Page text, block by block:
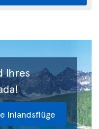
Ihres
Inlandsflüge